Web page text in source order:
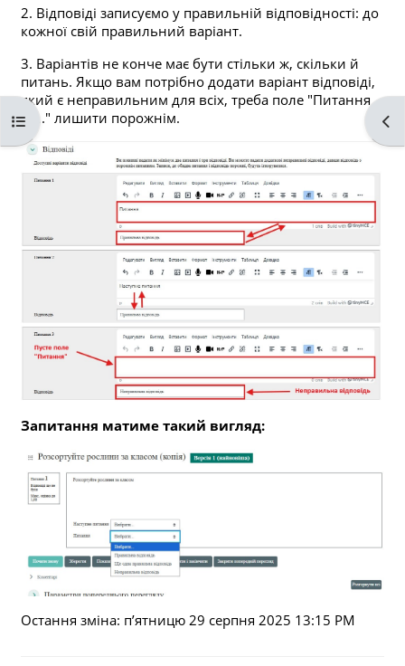
Відкритий покажчик курсу
2. Відповіді записуємо у правильній відповідності: до
кожної свій правильний варіант.
3. Варіантів не конче має бути стільки ж, скільки й
питань. Якщо вам потрібно додати варіант відповіді,
який є неправильним для всіх, треба поле "Питання
№..." лишити порожнім.
Запитання матиме такий вигляд:
Остання зміна: пʼятницю 29 серпня 2025 13:15 PM